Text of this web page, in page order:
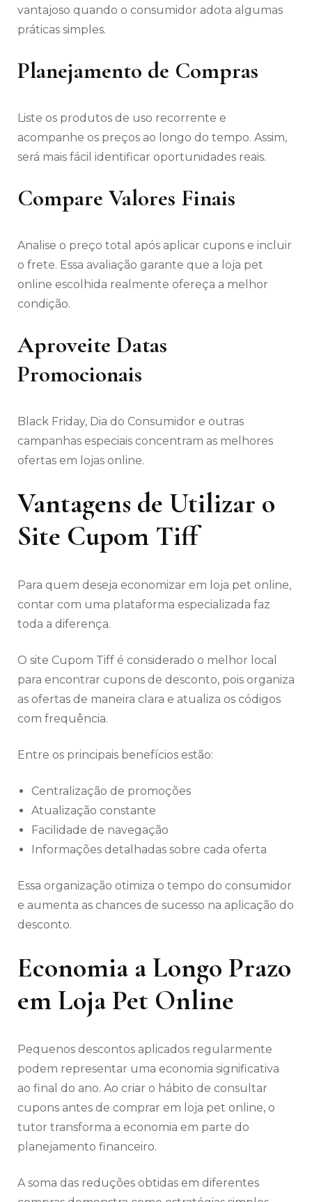
vantajoso quando o consumidor adota algumas
práticas simples.
Planejamento de Compras
Liste os produtos de uso recorrente e
acompanhe os preços ao longo do tempo. Assim,
será mais fácil identificar oportunidades reais.
Compare Valores Finais
Analise o preço total após aplicar cupons e incluir
o frete. Essa avaliação garante que a loja pet
online escolhida realmente ofereça a melhor
condição.
Aproveite Datas
Promocionais
Black Friday, Dia do Consumidor e outras
campanhas especiais concentram as melhores
ofertas em lojas online.
Vantagens de Utilizar o
Site Cupom Tiff
Para quem deseja economizar em loja pet online,
contar com uma plataforma especializada faz
toda a diferença.
O site Cupom Tiff é considerado o melhor local
para encontrar cupons de desconto, pois organiza
as ofertas de maneira clara e atualiza os códigos
com frequência.
Entre os principais benefícios estão:
Centralização de promoções
Atualização constante
Facilidade de navegação
Informações detalhadas sobre cada oferta
Essa organização otimiza o tempo do consumidor
e aumenta as chances de sucesso na aplicação do
desconto.
Economia a Longo Prazo
em Loja Pet Online
Pequenos descontos aplicados regularmente
podem representar uma economia significativa
ao final do ano. Ao criar o hábito de consultar
cupons antes de comprar em loja pet online, o
tutor transforma a economia em parte do
planejamento financeiro.
A soma das reduções obtidas em diferentes